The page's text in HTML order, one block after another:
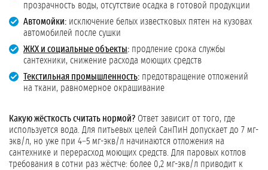
прозрачность воды, отсутствие осадка в готовой продукции
Автомойки: исключение белых известковых пятен на кузовах
автомобилей после сушки
ЖКХ и социальные объекты: продление срока службы
сантехники, снижение расхода моющих средств
Текстильная промышленность: предотвращение отложений
на ткани, равномерное окрашивание
Какую жёсткость считать нормой? Ответ зависит от того, где
используется вода. Для питьевых целей СанПиН допускает до 7 мг-
экв/л, но уже при 4–5 мг-экв/л начинаются отложения на
сантехнике и перерасход моющих средств. Для паровых котлов
требования в сотни раз жёстче: более 0,2 мг-экв/л приводит к